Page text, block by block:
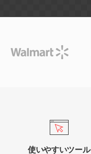
使いやすいツール